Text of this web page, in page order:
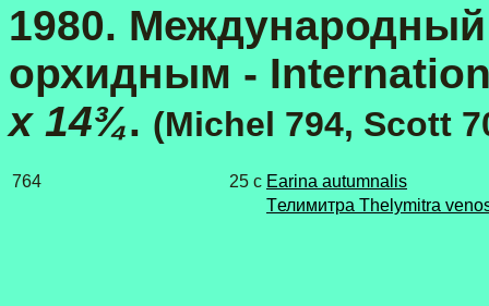
1980.
орхидным -
x 14¾. (Michel 794, Scott
764 25 с Earina autumnalis
Tелимитра Thelymitra